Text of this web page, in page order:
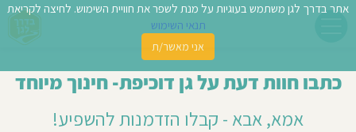
כתבו חוות דעת על גן דוכיפת- חינוך מיוחד
אמא, אבא - קבלו הזדמנות להשפיע!
אתר בדרך לגן משתמש בעוגיות על מנת לשפר את חוויית השימוש. לחיצה לקריאת
תנאי השימוש
אני מאשר/ת